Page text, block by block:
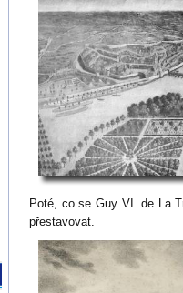
Poté, co se Guy VI. de La
přestavovat.